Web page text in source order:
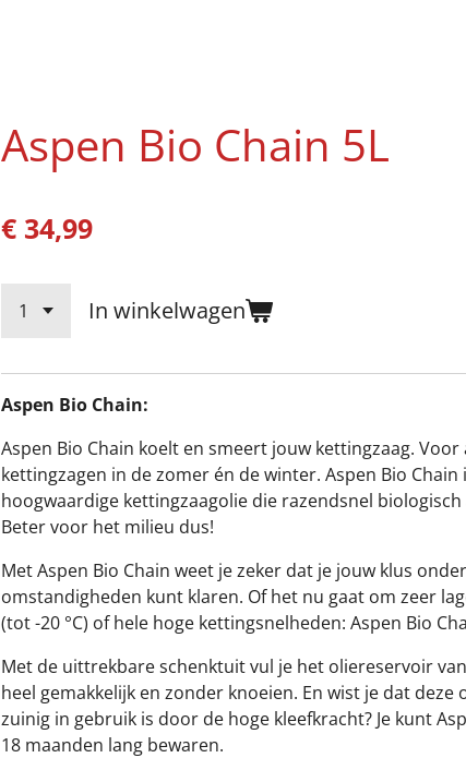
Aspen Bio Chain 5L
€ 34,99
In winkelwagen
Aspen Bio Chain:
Aspen Bio Chain koelt en smeert jouw kettingzaag. Voor
kettingzagen in de zomer én de winter. Aspen Bio Chain
hoogwaardige kettingzaagolie die razendsnel
Beter voor het milieu dus!
Met Aspen Bio Chain weet je zeker dat je jouw klus
omstandigheden kunt klaren. Of het nu gaat om zeer
(tot -20 °C) of hele hoge kettingsnelheden: Aspen Bio
Met de uittrekbare schenktuit vul je het oliereservoir
heel gemakkelijk en zonder knoeien. En wist je dat deze
zuinig in gebruik is door de hoge kleefkracht? Je kunt
18 maanden lang bewaren.